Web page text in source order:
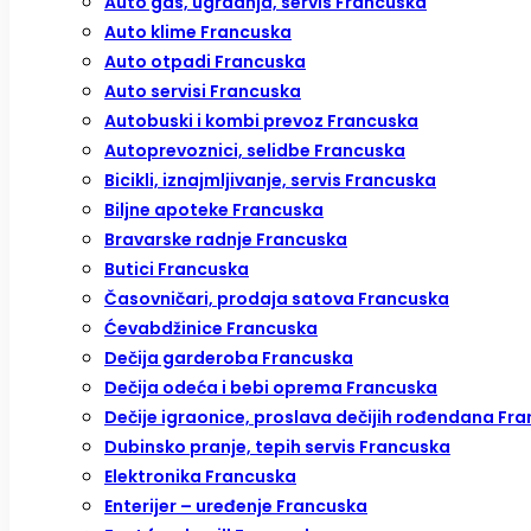
Auto klime Francuska
Auto otpadi Francuska
Auto servisi Francuska
Autobuski i kombi prevoz Francuska
Autoprevoznici, selidbe Francuska
Bicikli, iznajmljivanje, servis Francuska
Biljne apoteke Francuska
Bravarske radnje Francuska
Butici Francuska
Časovničari, prodaja satova Francuska
Ćevabdžinice Francuska
Dečija garderoba Francuska
Dečija odeća i bebi oprema Francuska
Dečije igraonice, proslava dečijih rođendana
Dubinsko pranje, tepih servis Francuska
Elektronika Francuska
Enterijer – uređenje Francuska